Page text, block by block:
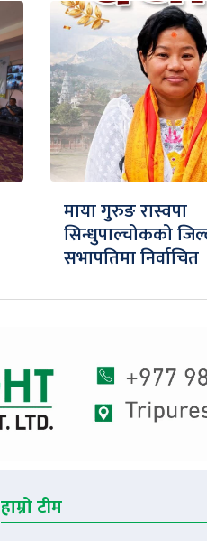
माया गुरुङ रास्वपा
सिन्धुपाल्चोकको
सभापतिमा निर्वाचित
हाम्रो टीम